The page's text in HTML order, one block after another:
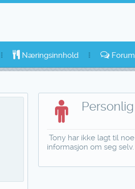
Næringsinnhold Forum
Personlig
Tony har ikke lagt til noe
informasjon om seg selv.